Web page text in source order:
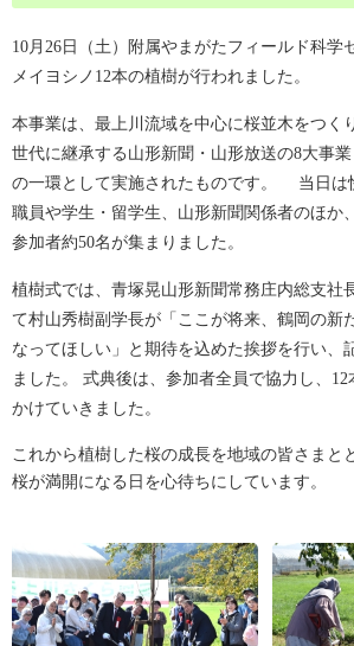
10月26日（土）附属やまがたフィールド科学
メイヨシノ12本の植樹が行われました。
本事業は、最上川流域を中心に桜並木をつく
世代に継承する山形新聞・山形放送の8大事業
の一環として実施されたものです。 当日は
職員や学生・留学生、山形新聞関係者のほか
参加者約50名が集まりました。
植樹式では、青塚晃山形新聞常務庄内総支社
て村山秀樹副学長が「ここが将来、鶴岡の新
なってほしい」と期待を込めた挨拶を行い、
ました。 式典後は、参加者全員で協力し、
かけていきました。
これから植樹した桜の成長を地域の皆さまと
桜が満開になる日を心待ちにしています。